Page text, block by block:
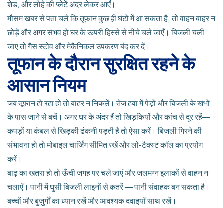
शेड, और लोहे की प्लेटें अंदर लेकर आएँ।
मौसम खबर से पता चले कि तूफान कुछ ही घंटों में आ सकता है, तो वाहन बाहर न
छोड़ें और अगर संभव हो घर के ऊपरी हिस्से से नीचे चले जाएँ। बिजली चली
जाए तो गैस स्टोव और मेकैनिकल उपकरण बंद कर दें।
तूफान के दौरान सुरक्षित रहने के
आसान नियम
जब तूफान हो रहा हो तो बाहर न निकलें। तेज हवा में पेड़ों और बिजली के खंभों
के पास जाने से बचें। अगर घर के अंदर हैं तो खिड़कियों और कांच से दूर रहें—
कपड़ों या कंबल से खिड़की ढंकनी पड़ती है तो ऐसा करें। बिजली गिरने की
संभावना हो तो मोबाइल चार्जिंग सीमित रखें और लो-टैक्स्ट कॉल का प्रयोग
करें।
बाढ़ का खतरा हो तो ऊँची जगह पर चले जाएं और जलमग्न इलाकों से वाहन न
चलाएँ। पानी में घुसी बिजली लाइनों से कतरें — पानी संवाहक बन सकता है।
बच्चों और बुजुर्गों का ध्यान रखें और आवश्यक दवाइयाँ साथ रखें।